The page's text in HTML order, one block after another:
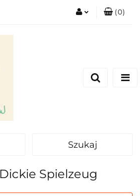
(0)
Szukaj
Spielzeug